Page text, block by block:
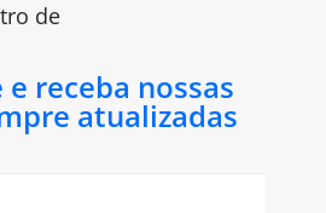
de
e receba nossas
atualizadas